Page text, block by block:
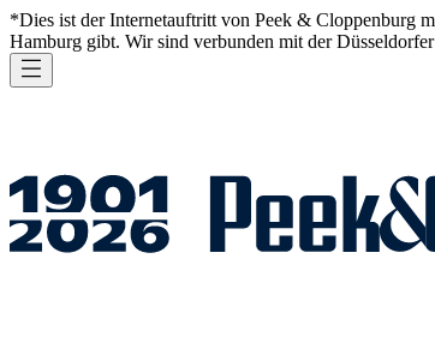
*Dies ist der Internetauftritt von Peek & Cloppenburg
Hamburg gibt. Wir sind verbunden mit der